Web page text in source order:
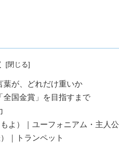
葉が、どれだけ重いか
全国金賞」を目指すまで
よ）｜ユーフォニアム・主人公
｜トランペット